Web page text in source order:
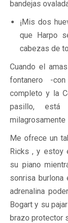
bandejas
¡Mis dos
que Harpo
cabezas de
Cuando el
fontanero -
completo y la
pasillo, está
milagrosamente
Me ofrece un
Ricks , y estoy
su piano
sonrisa burlona
adrenalina
Bogart y su
brazo protector